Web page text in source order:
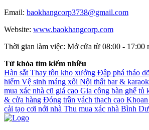
Email: baokhangcorp3738@gmail.com
Website: www.baokhangcorp.com
Thời gian làm việc: Mở cửa từ 08:00 - 17:00
Từ khóa tìm kiếm nhiều
Hàn sắt Thay tôn kho xưởng Đập phá tháo
hiểm Vệ sinh máng xối Nội thất bar &
mua xác nhà cũ giá cao Gia công bàn ghế tủ
& cửa hàng Đóng trần vách thạch cao Khoan
cải tạo cơi nới nhà Thu mua xác nhà Bình